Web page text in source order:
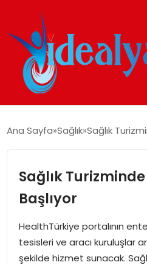
GÜNDEM
EKONOMI
İDEAL SPOR
Ana Sayfa Sağlık Sağlık
Sağlık
Başlıyor
HealthTürkiye portalının
tesisleri ve aracı kuruluşlar
şekilde hizmet sunacak.